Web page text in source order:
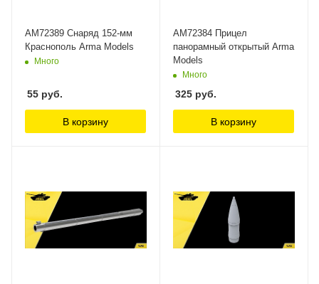
AM72389 Снаряд 152-мм
Краснополь Arma Models
Много
55 руб.
В корзину
AM72384 Прицел
панорамный открытый Arma
Models
Много
325 руб.
В корзину